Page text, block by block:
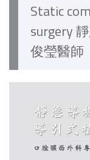
Static
surgery
俊瑩醫師